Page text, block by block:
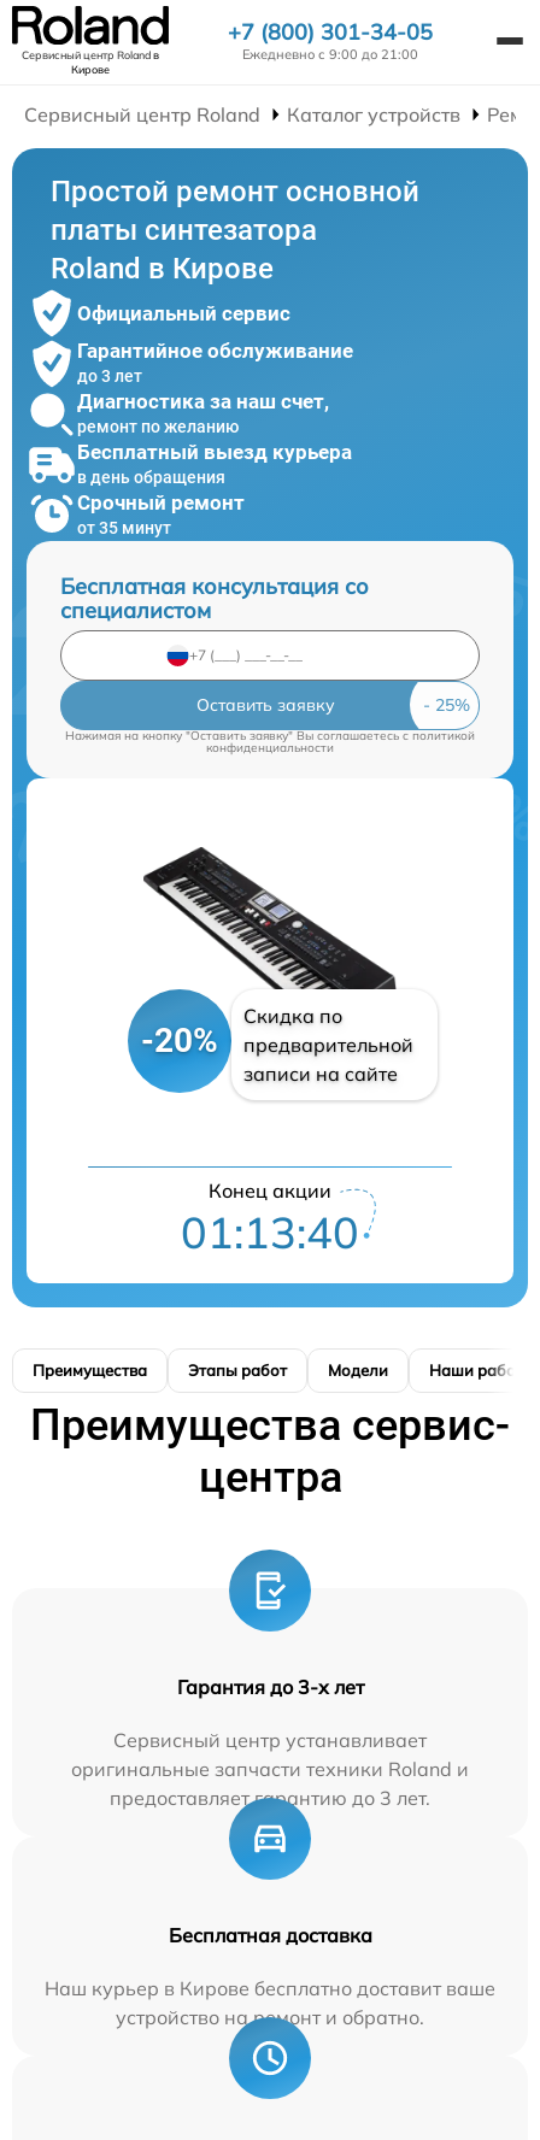
Сервисный центр Rolandв
Кирове
+7 (800) 301-34-05
Ежедневно с 9:00 до 21:00
Сервисный центр Roland Каталог устройств
Простой ремонт основной
платы синтезатора
Roland в Кирове
Официальный сервис
Гарантийное обслуживание
до 3 лет
Диагностика за наш счет,
ремонт по желанию
Бесплатный выезд курьера
в день обращения
Срочный ремонт
от 35 минут
Бесплатная консультация со
специалистом
Оставить заявку
Нажимая на кнопку "Оставить заявку" Вы соглашаетесь cполитикой
конфиденциальности
-20%
Скидка по
предварительной
записи на сайте
Конец акции
01:13:39
Преимущества Этапы работ Модели Наши работы
Преимущества сервис-
центра
Гарантия до 3-х лет
Сервисный центр устанавливает
оригинальные запчасти техники Roland и
предоставляет гарантию до 3 лет.
Бесплатная доставка
Наш курьер в Кирове бесплатно доставит ваше
устройство на ремонт и обратно.